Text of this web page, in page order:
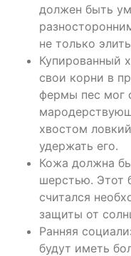
должен быть
не только
Купированный
свои корни в
фермы пес мог
хвостом
удержать его.
Кожа должна
шерстью. Этот
считался
защиты от
Ранняя
будут иметь